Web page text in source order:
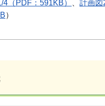
4（PDF：591KB）
計画図
）